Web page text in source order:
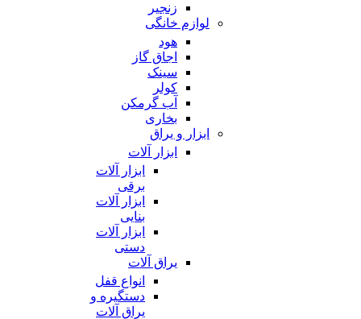
زنجیر
لوازم خانگی
هود
اجاق گاز
سینک
کولر
آب گرمکن
بخاری
ابزار و یراق
ابزار آلات
ابزار آلات
برقی
ابزار آلات
بنایی
ابزار آلات
دستی
یراق آلات
انواع قفل
دستگیره و
یراق آلات